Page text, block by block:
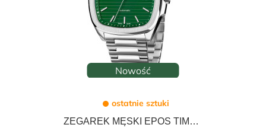
Nowość
ostatnie sztuki
ZEGAREK MĘSKI EPOS TIMELESS AUTOMATIC 40mm 3511.152.20.13.30